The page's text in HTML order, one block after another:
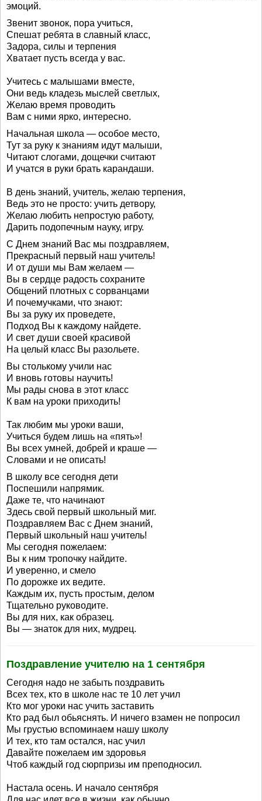
эмоций.
Звенит звонок, пора учиться,
Спешат ребята в славный класс,
Задора, силы и терпения
Хватает пусть всегда у вас.
Учитесь с малышами вместе,
Они ведь кладезь мыслей светлых,
Желаю время проводить
Вам с ними ярко, интересно.
Начальная школа — особое место,
Тут за руку к знаниям идут малыши,
Читают слогами, дощечки считают
И учатся в руки брать карандаши.
В день знаний, учитель, желаю терпения,
Ведь это не просто: учить детвору,
Желаю любить непростую работу,
Дарить подопечным науку, игру.
С Днем знаний Вас мы поздравляем,
Прекрасный первый наш учитель!
И от души мы Вам желаем —
Вы в сердце радость сохраните
Общений плотных с сорванцами
И почемучками, что знают:
Вы за руку их проведете,
Подход Вы к каждому найдете.
И свет души своей красивой
На целый класс Вы разольете.
Вы столькому учили нас
И вновь готовы научить!
Мы рады снова в этот класс
К вам на уроки приходить!
Так любим мы уроки ваши,
Учиться будем лишь на «пять»!
Вы всех умней, добрей и краше —
Словами и не описать!
В школу все сегодня дети
Поспешили напрямик.
Даже те, что начинают
Здесь свой первый школьный миг.
Поздравляем Вас с Днем знаний,
Первый школьный наш учитель!
Мы сегодня пожелаем:
Вы к ним тропочку найдите.
И уверенно, и смело
По дорожке их ведите.
Каждым их, пусть простым, делом
Тщательно руководите.
Вы для них, как образец.
Вы — знаток для них, мудрец.
Поздравление учителю на 1 сентября
Сегодня надо не забыть поздравить
Всех тех, кто в школе нас те 10 лет учил
Кто мог уроки нас учить заставить
Кто рад был обьяснять. И ничего взамен не попросил
Мы грустью вспоминаем нашу школу
И тех, кто там остался, нас учил
Давайте пожелаем им здоровья
Чтоб каждый год сюрпризы им преподносил.
Настала осень. И начало сентября